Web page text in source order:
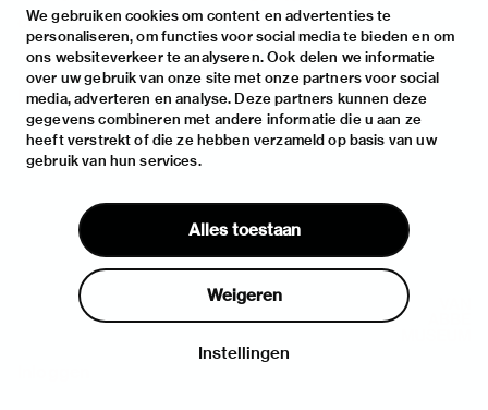
We gebruiken cookies om content en advertenties te
personaliseren, om functies voor social media te bieden en om
ons websiteverkeer te analyseren. Ook delen we informatie
over uw gebruik van onze site met onze partners voor social
media, adverteren en analyse. Deze partners kunnen deze
gegevens combineren met andere informatie die u aan ze
heeft verstrekt of die ze hebben verzameld op basis van uw
gebruik van hun services.
Alles toestaan
Weigeren
Instellingen
contact op metSitebeheerder.
Bedankt.